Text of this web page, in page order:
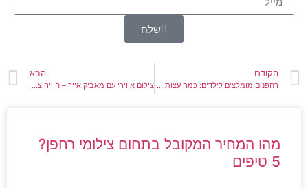
שלח
הקודם
רחפנים מומלצים לילדים: כמה עצות שימושיות
הבא
צילום אווירי עם מאביק אייר – חוויה צילום לכל חובב
מהו המחיר המקובל בתחום צילומי רחפן?
5 טיפים